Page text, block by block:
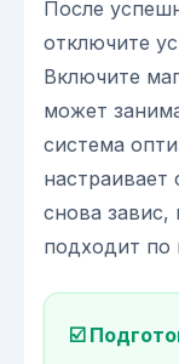
После
отключите
Включите
может
система
настраивает
снова
подходит по
☑️